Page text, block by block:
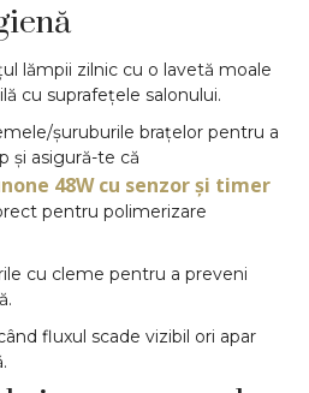
lămpii zilnic cu o lavetă moale
cu suprafețele salonului.
șuruburile brațelor pentru a
și asigură-te că
48W cu senzor și timer
pentru polimerizare
cu cleme pentru a preveni
fluxul scade vizibil ori apar